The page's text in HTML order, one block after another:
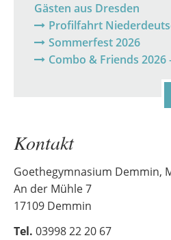
Gästen aus Dresden
Profilfahrt
Sommerfest 2026
Combo & Friends 2026
Kontakt
Goethegymnasium Demmin,
An der Mühle 7
17109 Demmin
Tel. 03998 22 20 67